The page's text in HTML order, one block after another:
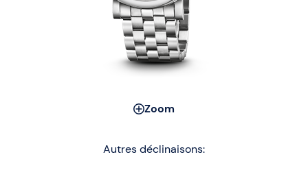
Zoom
Autres déclinaisons: